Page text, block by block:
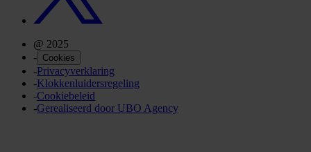
@ 2025
- Cookies
-Privacyverklaring
-Klokkenluidersregeling
-Cookiebeleid
-Gerealiseerd door UBO Agency